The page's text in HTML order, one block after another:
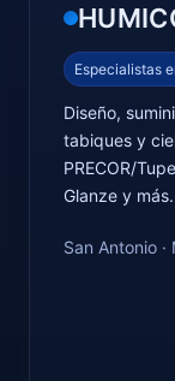
Especialistas
Diseño,
tabiques y
PRECOR/
Glanze y más.
San Antonio